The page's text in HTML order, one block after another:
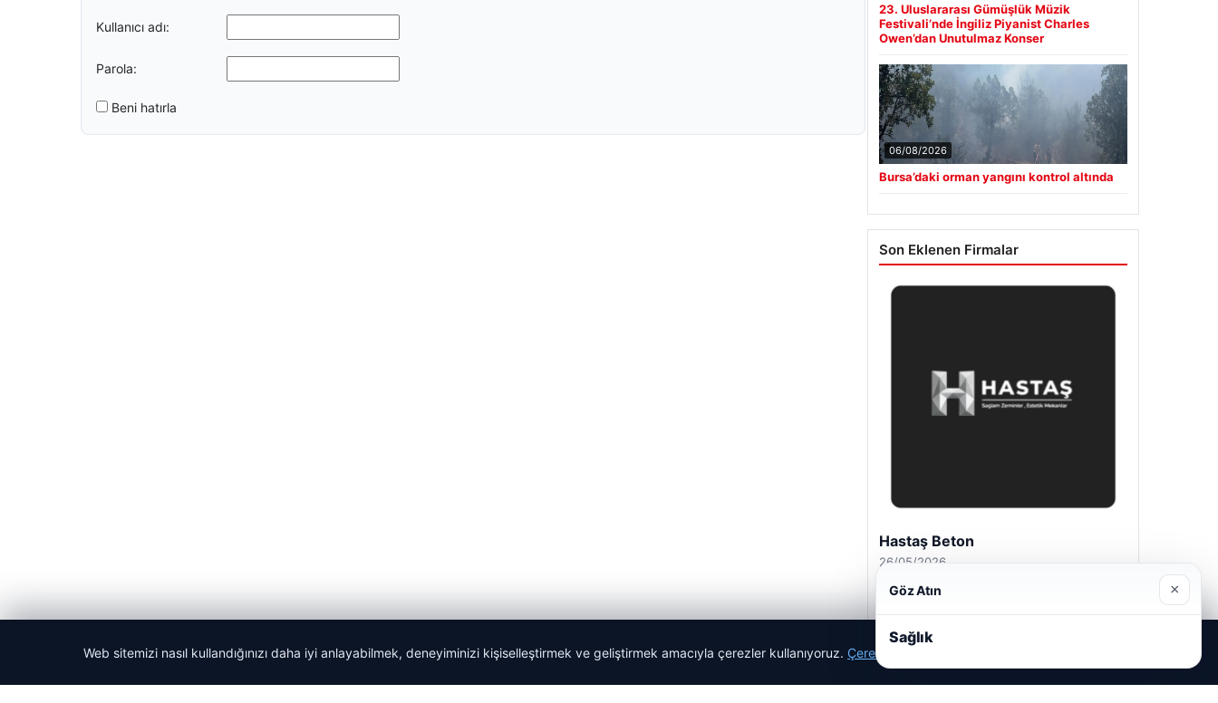
Kullanıcı adı:
Parola:
Beni hatırla
23. Uluslararası Gümüşlük Müzik
Festivali’nde İngiliz Piyanist Charles
Owen’dan Unutulmaz Konser
06/08/2026
Bursa’daki orman yangını kontrol altında
Son Eklenen Firmalar
Hastaş Beton
26/05/2026
Web sitemizi nasıl kullandığınızı daha iyi anlayabilmek, deneyiminizi kişiselleştirmek ve geliştirmek amacıyla çerezler kullanıyoruz. Çerez Politikamız
Göz Atın ×
Sağlık